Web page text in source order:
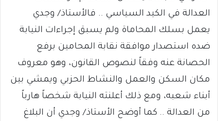
العدالة في الكيد السياسي .. فالأستاذ/ وجدي
يعمل بسلك المحاماة ولم يسبق إجراءات النيابة
ضده استصدار موافقة نقابة المحامين برفع
الحصانة عنه وفقاً لنصوص القانون، وهو معروف
مكان السكن والعمل والنشاط الحزبي ويمشي بين
أبناء شعبه، ومع ذلك أعلنته النيابة شخصاً هارباً
من العدالة .. كما أوضح الأستاذ/ وجدي أن البلاغ